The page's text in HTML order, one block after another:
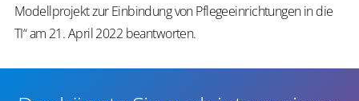
Modellprojekt zur Einbindung von Pflegeeinrichtungen in die
TI“ am 21. April 2022 beantworten.